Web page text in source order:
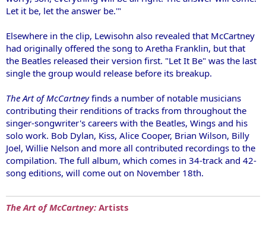
Let it be, let the answer be.'"
Elsewhere in the clip, Lewisohn also revealed that McCartney
had originally offered the song to Aretha Franklin, but that
the Beatles released their version first. "Let It Be" was the last
single the group would release before its breakup.
The Art of McCartneyfinds a number of notable musicians
contributing their renditions of tracks from throughout the
singer-songwriter's careers with the Beatles, Wings and his
solo work. Bob Dylan, Kiss, Alice Cooper, Brian Wilson, Billy
Joel, Willie Nelson and more all contributed recordings to the
compilation. The full album, which comes in 34-track and 42-
song editions, will come out on November 18th.
The Art of McCartney: Artists